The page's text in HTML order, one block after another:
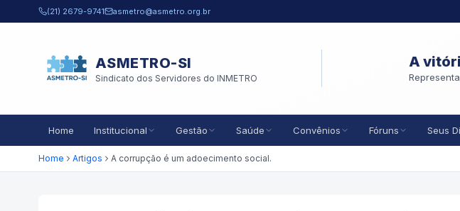
Pular para o conteúdo principal
(21) 2679-9741 asmetro@asmetro.org.br
ASMETRO-SI
Sindicato dos Servidores do INMETRO
A
Home Institucional Gestão Saúde Convênios Fóruns Seus
Home Artigos A corrupção é um adoecimento social.